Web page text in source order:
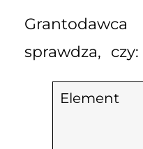
sprawdza, czy:
Element